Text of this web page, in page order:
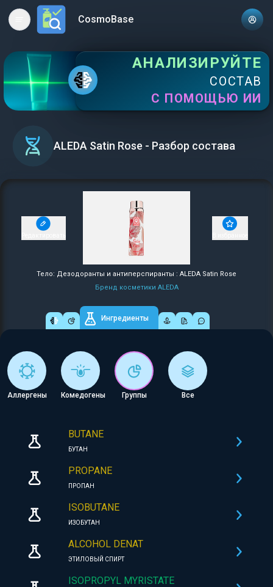
Open main menuCosmoBase
АНАЛИЗИРУЙТЕ
СОСТАВ
С ПОМОЩЬЮ ИИ
ALEDA Satin Rose - Разбор состава
Тело: Дезодоранты и антиперспиранты : ALEDA Satin Rose
Бренд косметики ALEDA
Ингредиенты
Аллергены Комедогены Группы Все
BUTANE
БУТАН
PROPANE
ПРОПАН
ISOBUTANE
ИЗОБУТАН
ALCOHOL DENAT
ЭТИЛОВЫЙ СПИРТ
ISOPROPYL MYRISTATE